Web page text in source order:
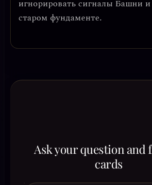
игнорировать сигналы Башни
старом фундаменте.
Ask your question and
cards